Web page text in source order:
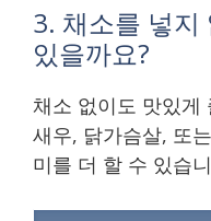
3. 채소를 넣지
있을까요?
채소 없이도 맛있게
새우, 닭가슴살, 또
미를 더 할 수 있습